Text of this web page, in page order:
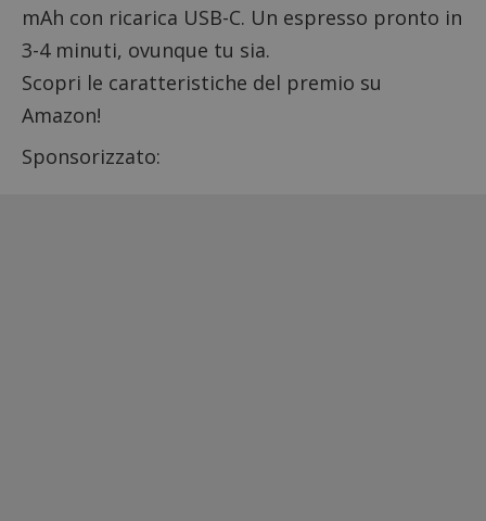
mAh con ricarica USB-C. Un espresso pronto in
3-4 minuti, ovunque tu sia.
Scopri le caratteristiche del premio su
Amazon!
Sponsorizzato: